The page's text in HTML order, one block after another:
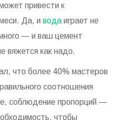
привести к
Да, и вода играет не
— и ваш цемент
вяжется как надо.
что более 40% мастеров
соотношения
соблюдение пропорций —
чтобы